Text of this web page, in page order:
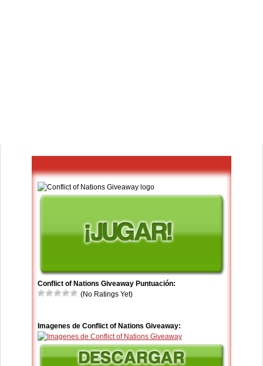
Conflict of Nations Giveaway Puntuación:
(No Ratings Yet)
Imagenes de Conflict of Nations Giveaway: